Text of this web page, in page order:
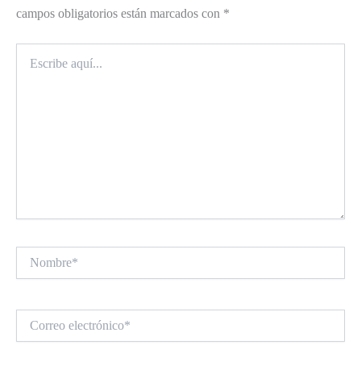
campos obligatorios están marcados con *
aquí...
electrónico*